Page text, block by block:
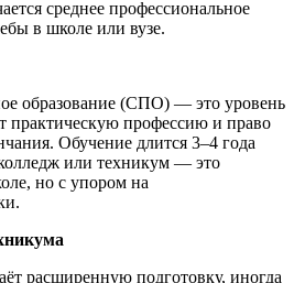
среднее профессиональное
в школе или вузе.
образование (СПО) — это уровень
практическую профессию и право
Обучение длится 3–4 года
или техникум — это
но с упором на
расширенную подготовку, иногда